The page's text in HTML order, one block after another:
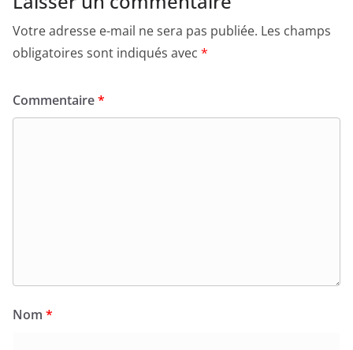
Votre adresse e-mail ne sera pas publiée. Les champs
obligatoires sont indiqués avec *
Commentaire*
Nom *